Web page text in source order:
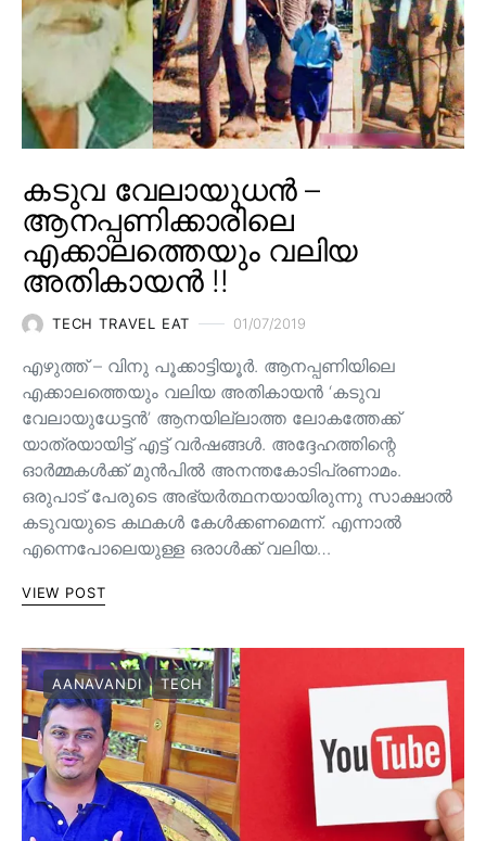
കടുവ വേലായുധൻ –
ആനപ്പണിക്കാരിലെ
എക്കാലത്തെയും വലിയ
അതികായൻ !!
TECH TRAVEL EAT 01/07/2019
എഴുത്ത് – വിനു പൂക്കാട്ടിയൂർ. ആനപ്പണിയിലെ
എക്കാലത്തെയും വലിയ അതികായൻ ‘കടുവ
വേലായുധേട്ടൻ’ ആനയില്ലാത്ത ലോകത്തേക്ക്
യാത്രയായിട്ട് എട്ട് വർഷങ്ങൾ. അദ്ദേഹത്തിന്റെ
ഓർമ്മകൾക്ക് മുൻപിൽ അനന്തകോടിപ്രണാമം.
ഒരുപാട് പേരുടെ അഭ്യർത്ഥനയായിരുന്നു സാക്ഷാൽ
കടുവയുടെ കഥകൾ കേൾക്കണമെന്ന്. എന്നാൽ
എന്നെപോലെയുള്ള ഒരാൾക്ക് വലിയ…
VIEW POST
AANAVANDI TECH